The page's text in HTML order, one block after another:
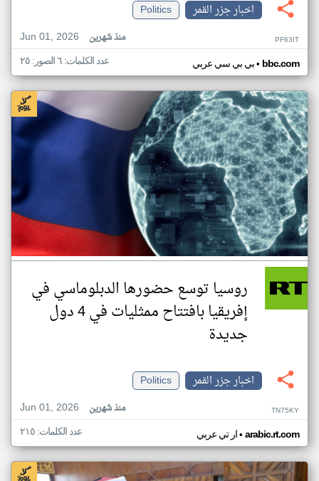
اخبار جزر القمر
Politics
Jun 01, 2026
منذ شهرين PF63IT
بي بي سي عربي• bbc.com عدد الكلمات: ٦ الصور: ٢٥
روسيا توسع حضورها الدبلوماسي في
إفريقيا بافتتاح ممثليات في 4 دول
جديدة
اخبار جزر القمر
Politics
Jun 01, 2026
منذ شهرين TN75KY
ار تي عربي• arabic.rt.com عدد الكلمات: ٢١٥